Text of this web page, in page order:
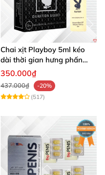
Chai xịt Playboy 5ml kéo
dài thời gian hưng phấn
mạnh mẽ
350.000₫
437.000₫
-20%
(517)